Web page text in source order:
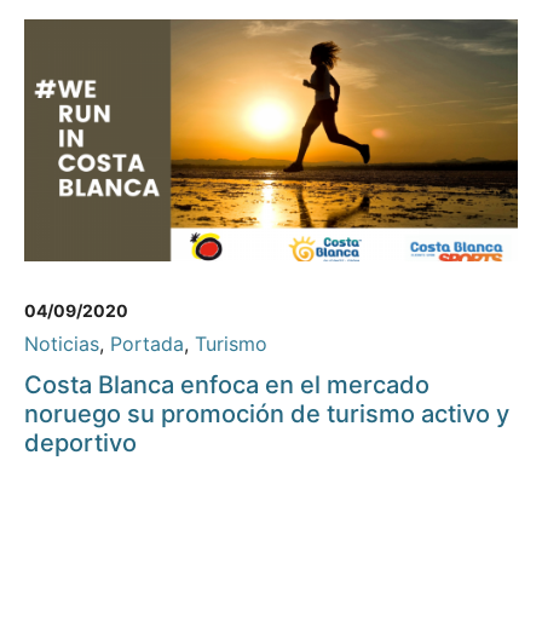
04/09/2020
Noticias, Portada, Turismo
Costa Blanca enfoca en el mercado
noruego su promoción de turismo activo y
deportivo